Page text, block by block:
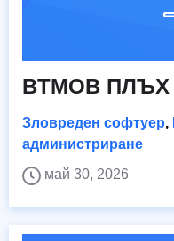
BTMOB ПЛЪХ
Зловреден софтуер,
администриране
май 30, 2026